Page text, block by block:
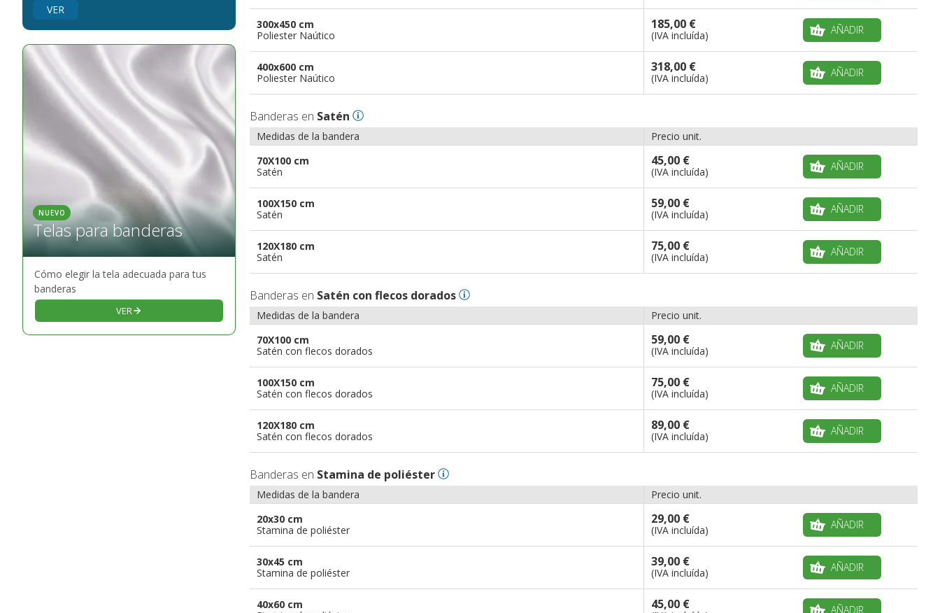
VER
NUEVO
Telas para banderas
Cómo elegir la tela adecuada para tus
banderas
VER
300x450 cm
Poliester Naútico
185,00 €
(IVA incluída) AÑADIR
400x600 cm
Poliester Naútico
318,00 €
(IVA incluída) AÑADIR
Banderas en Satén
Medidas de la bandera
Precio unit.
70X100 cm
Satén
45,00 €
(IVA incluída) AÑADIR
100X150 cm
Satén
59,00 €
(IVA incluída) AÑADIR
120X180 cm
Satén
75,00 €
(IVA incluída) AÑADIR
Banderas en Satén con flecos dorados
Medidas de la bandera
Precio unit.
70X100 cm
Satén con flecos dorados
59,00 €
(IVA incluída) AÑADIR
100X150 cm
Satén con flecos dorados
75,00 €
(IVA incluída) AÑADIR
120X180 cm
Satén con flecos dorados
89,00 €
(IVA incluída) AÑADIR
Banderas en Stamina de poliéster
Medidas de la bandera
Precio unit.
20x30 cm
Stamina de poliéster
29,00 €
(IVA incluída) AÑADIR
30x45 cm
Stamina de poliéster
39,00 €
(IVA incluída) AÑADIR
40x60 cm
45,00 € AÑADIR